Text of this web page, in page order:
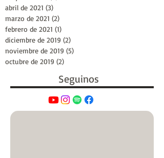
abril de 2021 (3)
marzo de 2021 (2)
febrero de 2021 (1)
diciembre de 2019 (2)
noviembre de 2019 (5)
octubre de 2019 (2)
Seguinos